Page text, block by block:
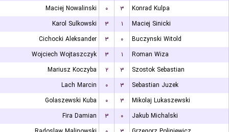
Maciej Nowalinski
۰ ۳
Konrad Kulpa
Karol Sulkowski
۳ ۱
Maciej Sinicki
Cichocki Aleksander
۳ ۰
Buczynski Witold
Wojciech Wojtaszczyk
۳ ۱
Roman Wiza
Mariusz Koczyba
۲ ۳
Szostok Sebastian
Lach Marcin
۰ ۳
Sebastian Juzek
Golaszewski Kuba
۰ ۳
Mikolaj Lukaszewski
Fira Damian
۳ ۰
Jakub Michalski